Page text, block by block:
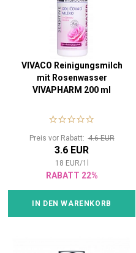
VIVACO Reinigungsmilch
mit Rosenwasser
VIVAPHARM 200 ml
Preis vor Rabatt:4.6 EUR
3.6 EUR
18 EUR/1
RABATT 22%
IN DEN WARENKORB